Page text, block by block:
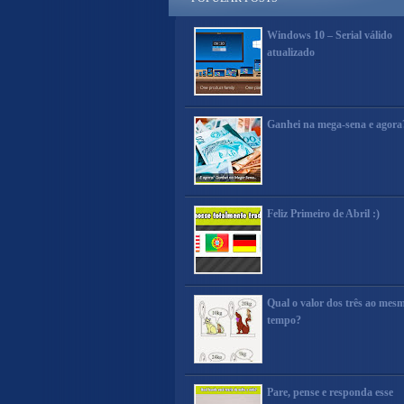
Windows 10 – Serial válido
atualizado
Ganhei na mega-sena e
Feliz Primeiro de Abril :)
Qual o valor dos três ao
tempo?
Pare, pense e responda esse